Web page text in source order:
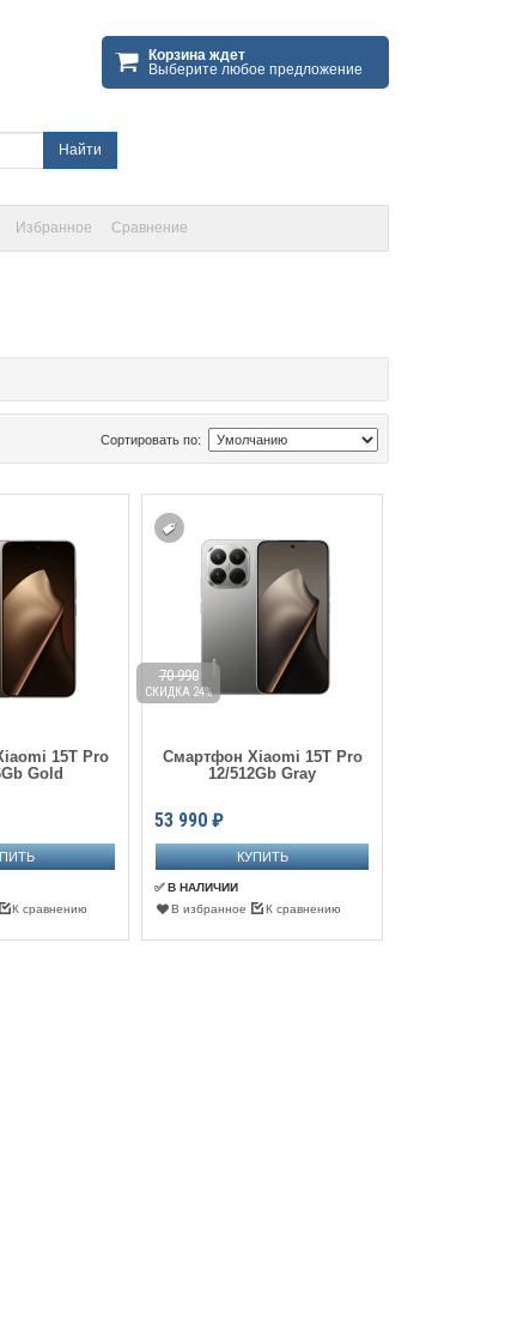
Корзина ждет
Выберите любое предложение
Найти
Избранное Сравнение
Сортировать по:
15T Pro
Gold
К сравнению
Смартфон Xiaomi 15T Pro
12/512Gb Gray
53 990 ₽
70 990
СКИДКА 24%
✅ В НАЛИЧИИ
В избранное
К сравнению